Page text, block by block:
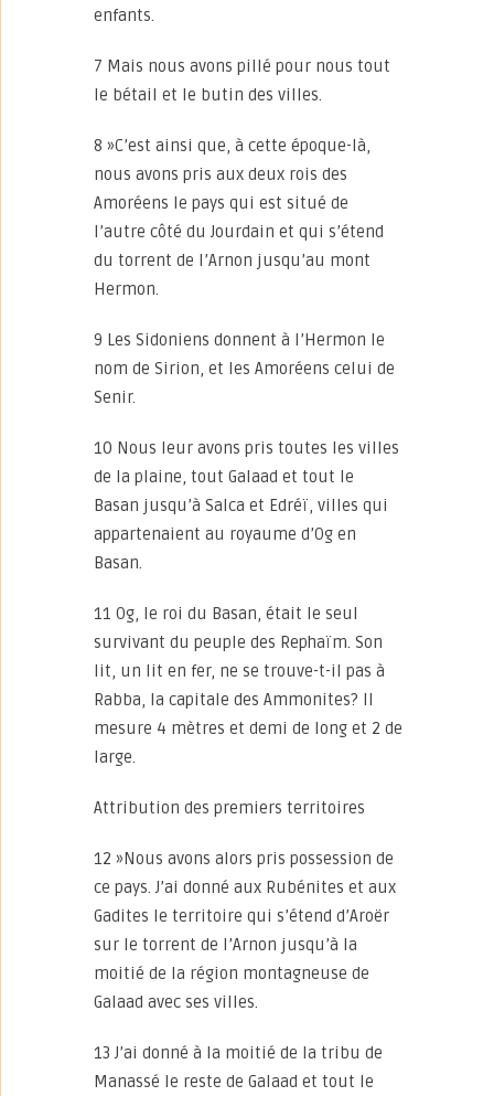
enfants.
7 Mais nous avons pillé pour nous tout
le bétail et le butin des villes.
8 »C’est ainsi que, à cette époque-là,
nous avons pris aux deux rois des
Amoréens le pays qui est situé de
l’autre côté du Jourdain et qui s’étend
du torrent de l’Arnon jusqu’au mont
Hermon.
9 Les Sidoniens donnent à l’Hermon le
nom de Sirion, et les Amoréens celui de
Senir.
10 Nous leur avons pris toutes les villes
de la plaine, tout Galaad et tout le
Basan jusqu’à Salca et Edréï, villes qui
appartenaient au royaume d’Og en
Basan.
11 Og, le roi du Basan, était le seul
survivant du peuple des Rephaïm. Son
lit, un lit en fer, ne se trouve-t-il pas à
Rabba, la capitale des Ammonites? Il
mesure 4 mètres et demi de long et 2 de
large.
Attribution des premiers territoires
12 »Nous avons alors pris possession de
ce pays. J’ai donné aux Rubénites et aux
Gadites le territoire qui s’étend d’Aroër
sur le torrent de l’Arnon jusqu’à la
moitié de la région montagneuse de
Galaad avec ses villes.
13 J’ai donné à la moitié de la tribu de
Manassé le reste de Galaad et tout le